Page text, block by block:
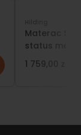
Hilding
Materac
status
1 759,00 zł